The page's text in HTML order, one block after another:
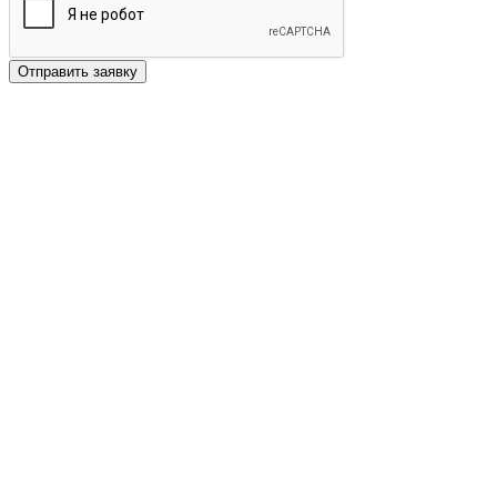
Отправить заявку